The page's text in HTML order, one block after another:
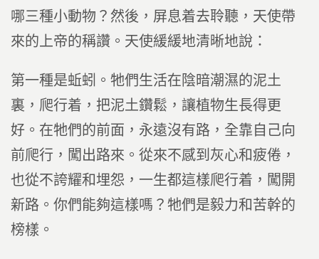
哪三種小動物？然後，屏息着去聆聽，天使帶
來的上帝的稱讚。天使緩緩地清晰地說：
第一種是蚯蚓。牠們生活在陰暗潮濕的泥土
裏，爬行着，把泥土鑽鬆，讓植物生長得更
好。在牠們的前面，永遠沒有路，全靠自己向
前爬行，闖出路來。從來不感到灰心和疲倦，
也從不誇耀和埋怨，一生都這樣爬行着，闖開
新路。你們能夠這樣嗎？牠們是毅力和苦幹的
榜樣。